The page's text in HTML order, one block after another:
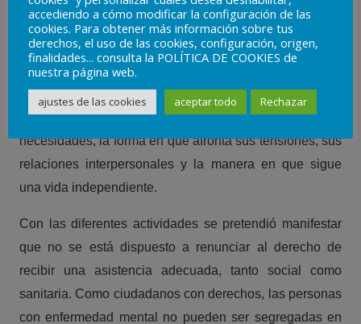
cual necesita ayuda psicológica, en su rutina diaria es la
vía principal para conocer el estado de su salud mental.
Se estudian de esta forma aspectos como el manejo de
sus temores y capacidades, sus competencias y
responsabilidades, el sustento de sus propias
necesidades, la forma en que afronta sus tensiones, sus
relaciones interpersonales y la manera en que sigue
una vida independiente.
Con las diferentes actividades se pretendió manifestar
que no se está dispuesto a renunciar al derecho de
recibir una asistencia adecuada, tanto social como
sanitaria. Como ciudadanos con derechos, las personas
con enfermedad mental no pueden ser segregadas en
accediendo a cómo modificar la configuración de las
cookies. Para obtener más información sobre tus
derechos, el uso de las cookies, configuración, origen,
finalidades... consulta la POLÍTICA DE COOKIES de
nuestra página web.
ajustes de las cookies aceptar todo Rechazar